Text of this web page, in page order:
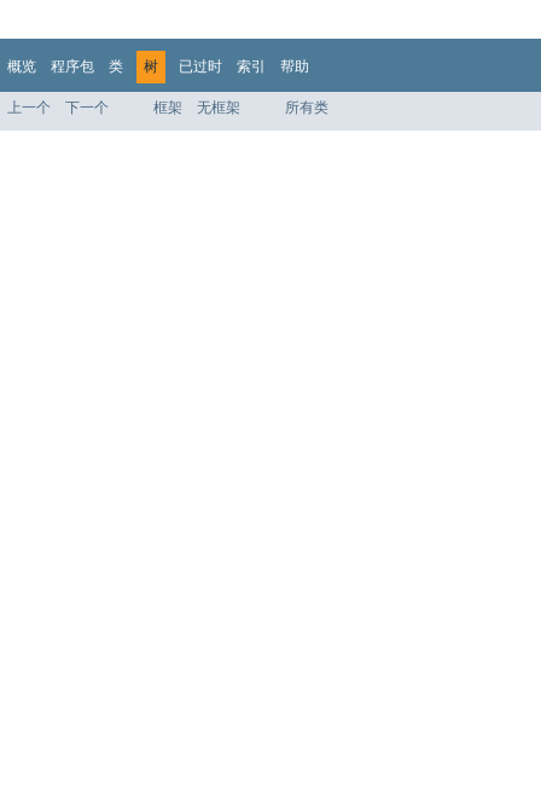
概览 程序包 类 树 已过时 索引 帮助
上一个 下一个 框架 无框架 所有类